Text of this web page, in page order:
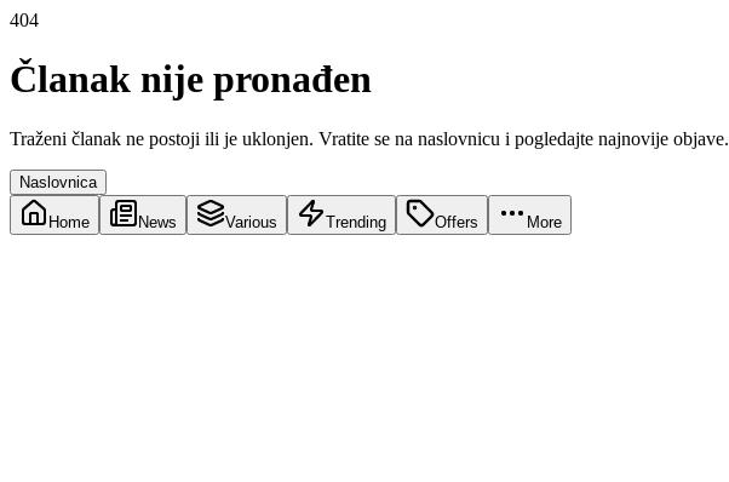
404
Članak nije pronađen
Traženi članak ne postoji ili je uklonjen. Vratite se na naslovnicu i pogledajte najnovije objave.
Naslovnica
Home News Various Trending Offers More